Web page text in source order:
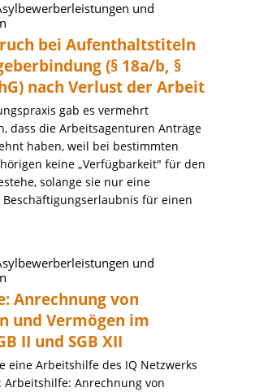
und
bei Aufenthaltstiteln
(§ 18a/b, §
nach Verlust der Arbeit
gab es vermehrt
dass die Arbeitsagenturen Anträge
haben, weil bei bestimmten
keine „Verfügbarkeit" für den
solange sie nur eine
für einen
und
Anrechnung von
und Vermögen im
II und SGB XII
eine Arbeitshilfe des IQ Netzwerks
Arbeitshilfe: Anrechnung von